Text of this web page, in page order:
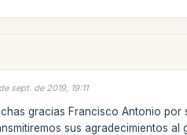
sept. de 2019, 19:11
gracias Francisco Antonio
sus agradecimientos